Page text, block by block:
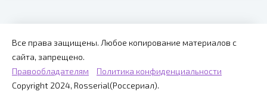
Все права защищены. Любое копирование материалов с
сайта, запрещено.
Правообладателям
Политика конфиденциальности
Copyright 2024, Rosserial(Россериал).